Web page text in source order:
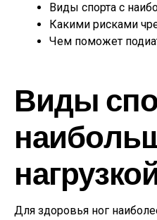
Виды спорта с
Какими рисками
Чем поможет
Виды
Для здоровья ног